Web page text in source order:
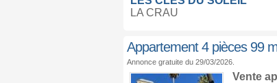
LA CRAU
Appartement 4 pièces 99
Annonce gratuite du 29/03/2026.
Vente